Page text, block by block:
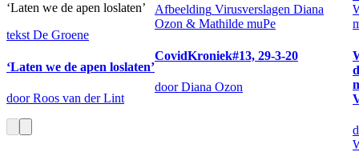
‘Laten we de apen loslaten’
tekst De Groene
‘Laten we de apen loslaten’
door Roos van der Lint
Afbeelding Virusverslagen Diana
Ozon & Mathilde muPe
CovidKroniek#13, 29-3-20
door Diana Ozon